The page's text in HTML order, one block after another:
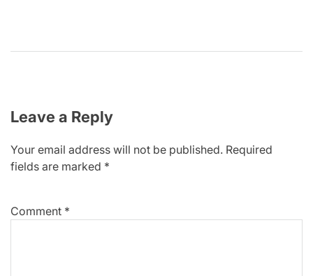
Leave a Reply
Your email address will not be published. Required
fields are marked *
Comment *